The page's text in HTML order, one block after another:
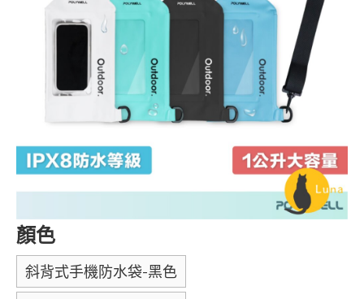
顏色
斜背式手機防水袋-黑色